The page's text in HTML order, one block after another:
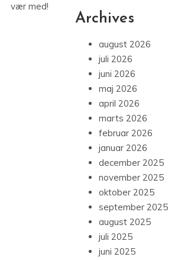
vær med!
Archives
august 2026
juli 2026
juni 2026
maj 2026
april 2026
marts 2026
februar 2026
januar 2026
december 2025
november 2025
oktober 2025
september 2025
august 2025
juli 2025
juni 2025